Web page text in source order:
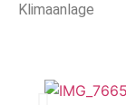
Klimaanlage